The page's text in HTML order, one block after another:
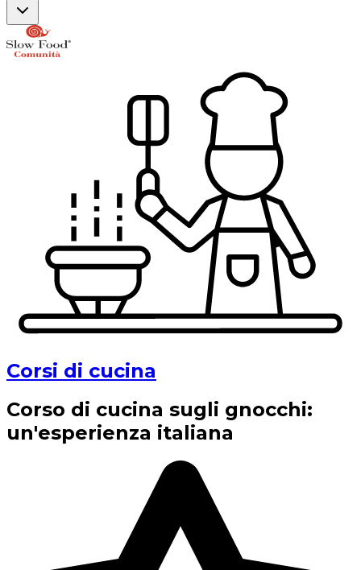
Corsi di cucina
Corso di cucina sugli gnocchi:
un'esperienza italiana